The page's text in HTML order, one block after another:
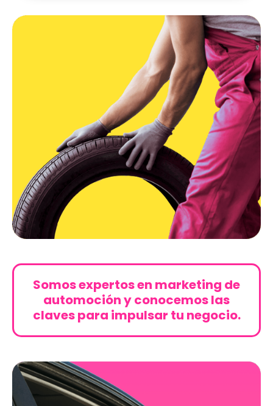
Somos expertos en marketing de
automoción y conocemos las
claves para impulsar tu negocio.